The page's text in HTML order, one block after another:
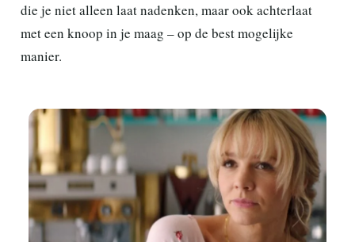
die je niet alleen laat nadenken, maar ook achterlaat
met een knoop in je maag – op de best mogelijke
manier.